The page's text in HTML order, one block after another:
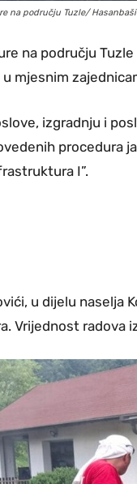
na području Tuzle/
na području
mjesnim
izgradnju i
procedura
I”.
u dijelu naselja
Vrijednost radova